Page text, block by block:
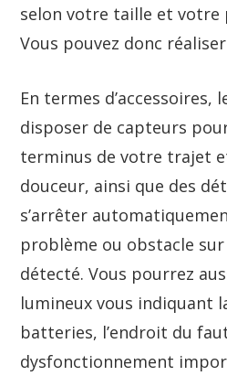
selon votre taille et votre
Vous pouvez donc réaliser
En termes d’accessoires,
disposer de capteurs
terminus de votre trajet
douceur, ainsi que des
s’arrêter
problème ou obstacle
détecté. Vous pourrez
lumineux vous indiquant
batteries, l’endroit du
dysfonctionnement